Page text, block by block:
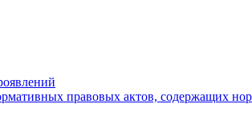
правовых актов, содержащих